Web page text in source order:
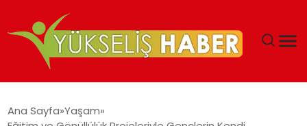
MALIYETLERINI AZALTIYOR’
Ana Sayfa Yaşam